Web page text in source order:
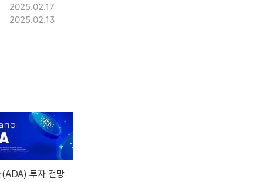
2025.02.17
2025.02.13
(ADA) 투자 전망